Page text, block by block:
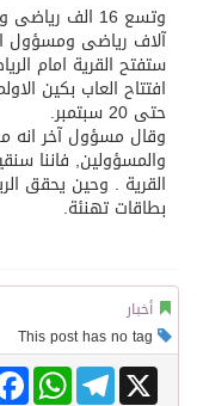
كسوة الكعبة
وتسع 16 الف
آلاف رياضى ومسؤول
افتتاح العاب بكين
حتى 20 سبتمبر.
وقال مسؤول آخر انه من
والمسؤولين, فاننا
القرية . وحين يحقق
بطاقات تهنئة.
أخبار
Telegram X